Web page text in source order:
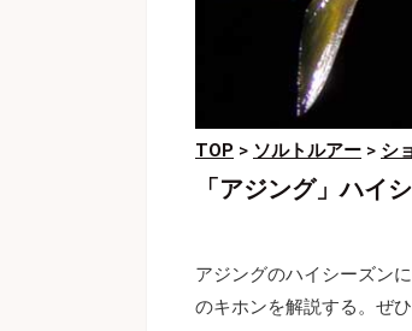
TOP > ソルトルアー > シ
「アジング」ハイ
アジングのハイシーズン
のキホンを解説する。ぜ